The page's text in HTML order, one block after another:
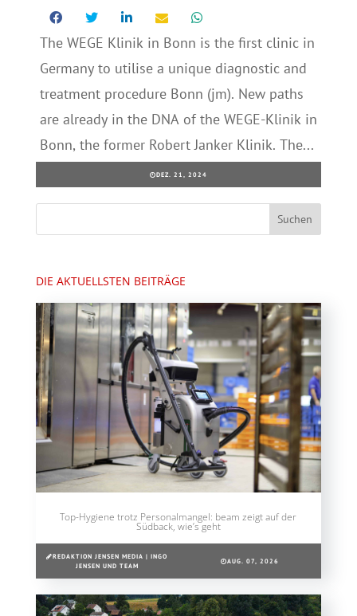
The WEGE Klinik in Bonn is the first clinic in
Germany to utilise a unique diagnostic and
treatment procedure Bonn (jm). New paths
are already in the DNA of the WEGE-Klinik in
Bonn, the former Robert Janker Klinik. The...
DEZ. 21, 2024
DIE AKTUELLSTEN BEITRÄGE
Top-Hygiene trotz Personalmangel: beam zeigt auf der
Südback, wie’s geht
REDAKTION JENSEN MEDIA | INGO
JENSEN UND TEAM
AUG. 07, 2026